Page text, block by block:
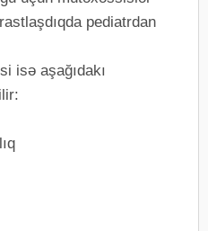
pediatrdan
isə aşağıdakı